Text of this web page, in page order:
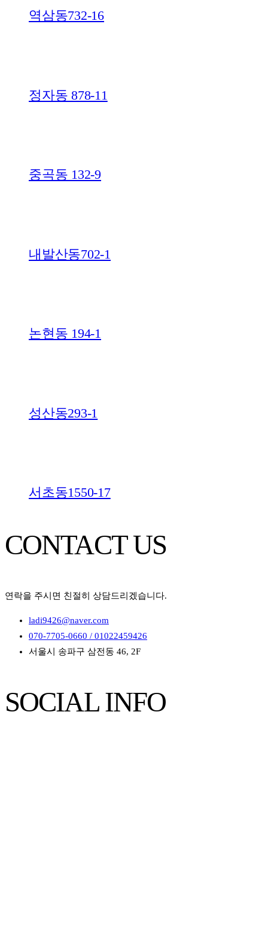
역삼동732-16
정자동 878-11
중곡동 132-9
내발산동702-1
논현동 194-1
성산동293-1
서초동1550-17
CONTACT US
연락을 주시면 친절히 상담드리겠습니다.
ladi9426@naver.com
070-7705-0660 / 01022459426
서울시 송파구 삼전동 46, 2F
SOCIAL INFO